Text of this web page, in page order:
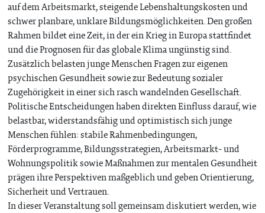
auf dem Arbeitsmarkt, steigende Lebenshaltungskosten und
schwer planbare, unklare Bildungsmöglichkeiten. Den großen
Rahmen bildet eine Zeit, in der ein Krieg in Europa stattfindet
und die Prognosen für das globale Klima ungünstig sind.
Zusätzlich belasten junge Menschen Fragen zur eigenen
psychischen Gesundheit sowie zur Bedeutung sozialer
Zugehörigkeit in einer sich rasch wandelnden Gesellschaft.
Politische Entscheidungen haben direkten Einfluss darauf, wie
belastbar, widerstandsfähig und optimistisch sich junge
Menschen fühlen: stabile Rahmenbedingungen,
Förderprogramme, Bildungsstrategien, Arbeitsmarkt- und
Wohnungspolitik sowie Maßnahmen zur mentalen Gesundheit
prägen ihre Perspektiven maßgeblich und geben Orientierung,
Sicherheit und Vertrauen.
In dieser Veranstaltung soll gemeinsam diskutiert werden, wie